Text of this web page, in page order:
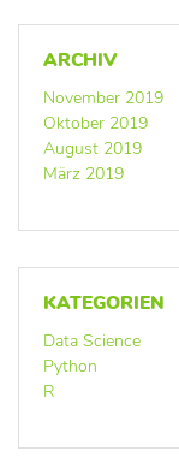
ARCHIV
November 2019
Oktober 2019
August 2019
März 2019
KATEGORIEN
Data Science
Python
R